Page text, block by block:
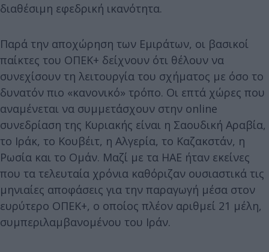
διαθέσιμη εφεδρική ικανότητα.
Παρά την αποχώρηση των Εμιράτων, οι βασικοί
παίκτες του ΟΠΕΚ+ δείχνουν ότι θέλουν να
συνεχίσουν τη λειτουργία του σχήματος με όσο το
δυνατόν πιο «κανονικό» τρόπο. Οι επτά χώρες που
αναμένεται να συμμετάσχουν στην online
συνεδρίαση της Κυριακής είναι η Σαουδική Αραβία,
το Ιράκ, το Κουβέιτ, η Αλγερία, το Καζακστάν, η
Ρωσία και το Ομάν. Μαζί με τα ΗΑΕ ήταν εκείνες
που τα τελευταία χρόνια καθόριζαν ουσιαστικά τις
μηνιαίες αποφάσεις για την παραγωγή μέσα στον
ευρύτερο ΟΠΕΚ+, ο οποίος πλέον αριθμεί 21 μέλη,
συμπεριλαμβανομένου του Ιράν.